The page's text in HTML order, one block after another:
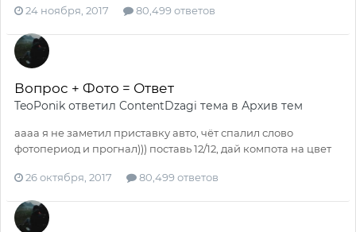
24 ноября, 2017 80,499 ответов
Вопрос + Фото = Ответ
TeoPonik ответил ContentDzagi тема в Архив тем
аааа я не заметил приставку авто, чёт спалил слово
фотопериод и прогнал))) поставь 12/12, дай компота на цвет
26 октября, 2017 80,499 ответов